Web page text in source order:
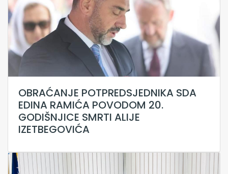
OBRAĆANJE POTPREDSJEDNIKA SDA
EDINA RAMIĆA POVODOM 20.
GODIŠNJICE SMRTI ALIJE
IZETBEGOVIĆA